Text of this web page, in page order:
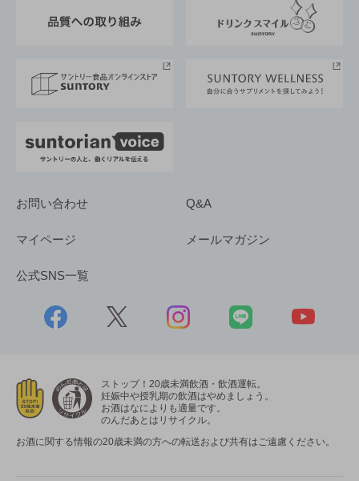
採用情報
お問い合わせ Q&A
マイページ メールマガジン
公式SNS一覧
ストップ！20歳未満飲酒・飲酒運転。
妊娠中や授乳期の飲酒はやめましょう。
お酒はなによりも適量です。
のんだあとはリサイクル。
お酒に関する情報の20歳未満の方への転送および共有はご遠慮ください。